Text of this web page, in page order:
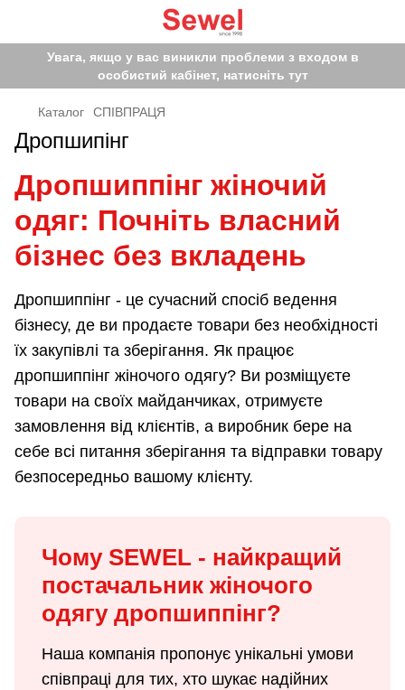
Увага, якщо у вас виникли проблеми з входом в
особистий кабінет, натисніть тут
Каталог СПІВПРАЦЯ
Дропшипінг
Дропшиппінг жіночий
одяг: Почніть власний
бізнес без вкладень
Дропшиппінг - це сучасний спосіб ведення
бізнесу, де ви продаєте товари без необхідності
їх закупівлі та зберігання. Як працює
дропшиппінг жіночого одягу? Ви розміщуєте
товари на своїх майданчиках, отримуєте
замовлення від клієнтів, а виробник бере на
себе всі питання зберігання та відправки товару
безпосередньо вашому клієнту.
Чому SEWEL - найкращий
постачальник жіночого
одягу дропшиппінг?
Наша компанія пропонує унікальні умови
співпраці для тих, хто шукає надійних